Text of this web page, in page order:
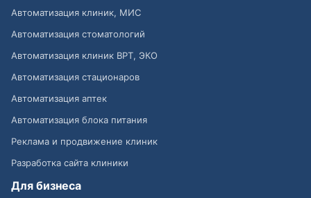
Автоматизация клиник, МИС
Автоматизация стоматологий
Автоматизация клиник ВРТ, ЭКО
Автоматизация стационаров
Автоматизация аптек
Автоматизация блока питания
Реклама и продвижение клиник
Разработка сайта клиники
Для бизнеса